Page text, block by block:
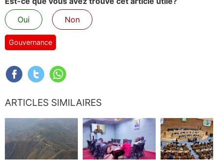
Oui
Non
Gouvernance
ARTICLES SIMILAIRES